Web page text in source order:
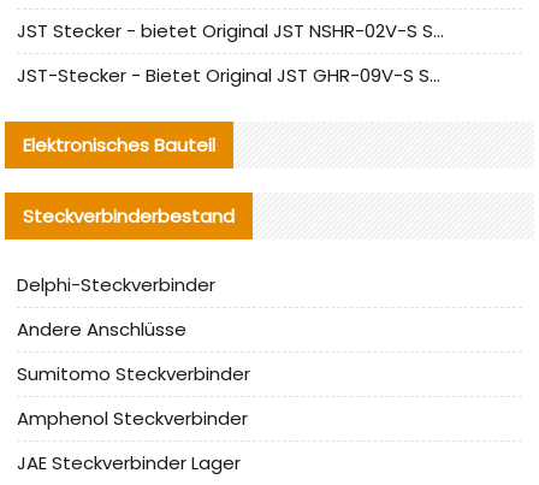
JST Stecker - bietet Original JST NSHR-02V-S Stecker und Ersatzteile an
JST-Stecker - Bietet Original JST GHR-09V-S Stecker und Ersatzteile an
Elektronisches Bauteil
Steckverbinderbestand
Delphi-Steckverbinder
Andere Anschlüsse
Sumitomo Steckverbinder
Amphenol Steckverbinder
JAE Steckverbinder Lager